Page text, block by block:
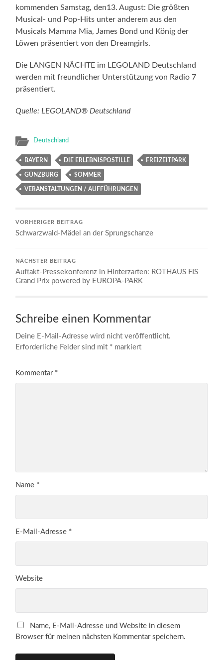
kommenden Samstag, den13. August: Die größten
Musical- und Pop-Hits unter anderem aus den
Musicals Mamma Mia, James Bond und König der
Löwen präsentiert von den Dreamgirls.
Die LANGEN NÄCHTE im LEGOLAND Deutschland
werden mit freundlicher Unterstützung von Radio 7
präsentiert.
Quelle: LEGOLAND® Deutschland
Deutschland
BAYERN DIE ERLEBNISPOSTILLE FREIZEITPARK
GÜNZBURG SOMMER
VERANSTALTUNGEN / AUFFÜHRUNGEN
VORHERIGER BEITRAG
Schwarzwald-Mädel an der Sprungschanze
NÄCHSTER BEITRAG
Auftakt-Pressekonferenz in Hinterzarten: ROTHAUS FIS
Grand Prix powered by EUROPA-PARK
Schreibe einen Kommentar
Deine E-Mail-Adresse wird nicht veröffentlicht.
Erforderliche Felder sind mit * markiert
Kommentar *
Name *
E-Mail-Adresse *
Website
Name, E-Mail-Adresse und Website in diesem
Browser für meinen nächsten Kommentar speichern.